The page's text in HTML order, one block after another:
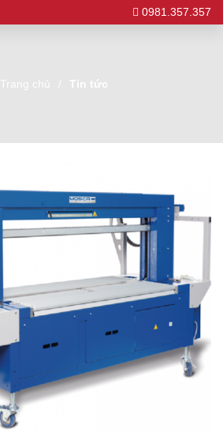
0981.357.357
Trang chủ Tin tức